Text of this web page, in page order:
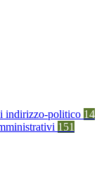
indirizzo-politico 14
151